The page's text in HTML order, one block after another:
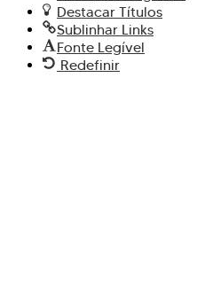
Destacar Títulos
Sublinhar Links
Fonte Legível
Redefinir